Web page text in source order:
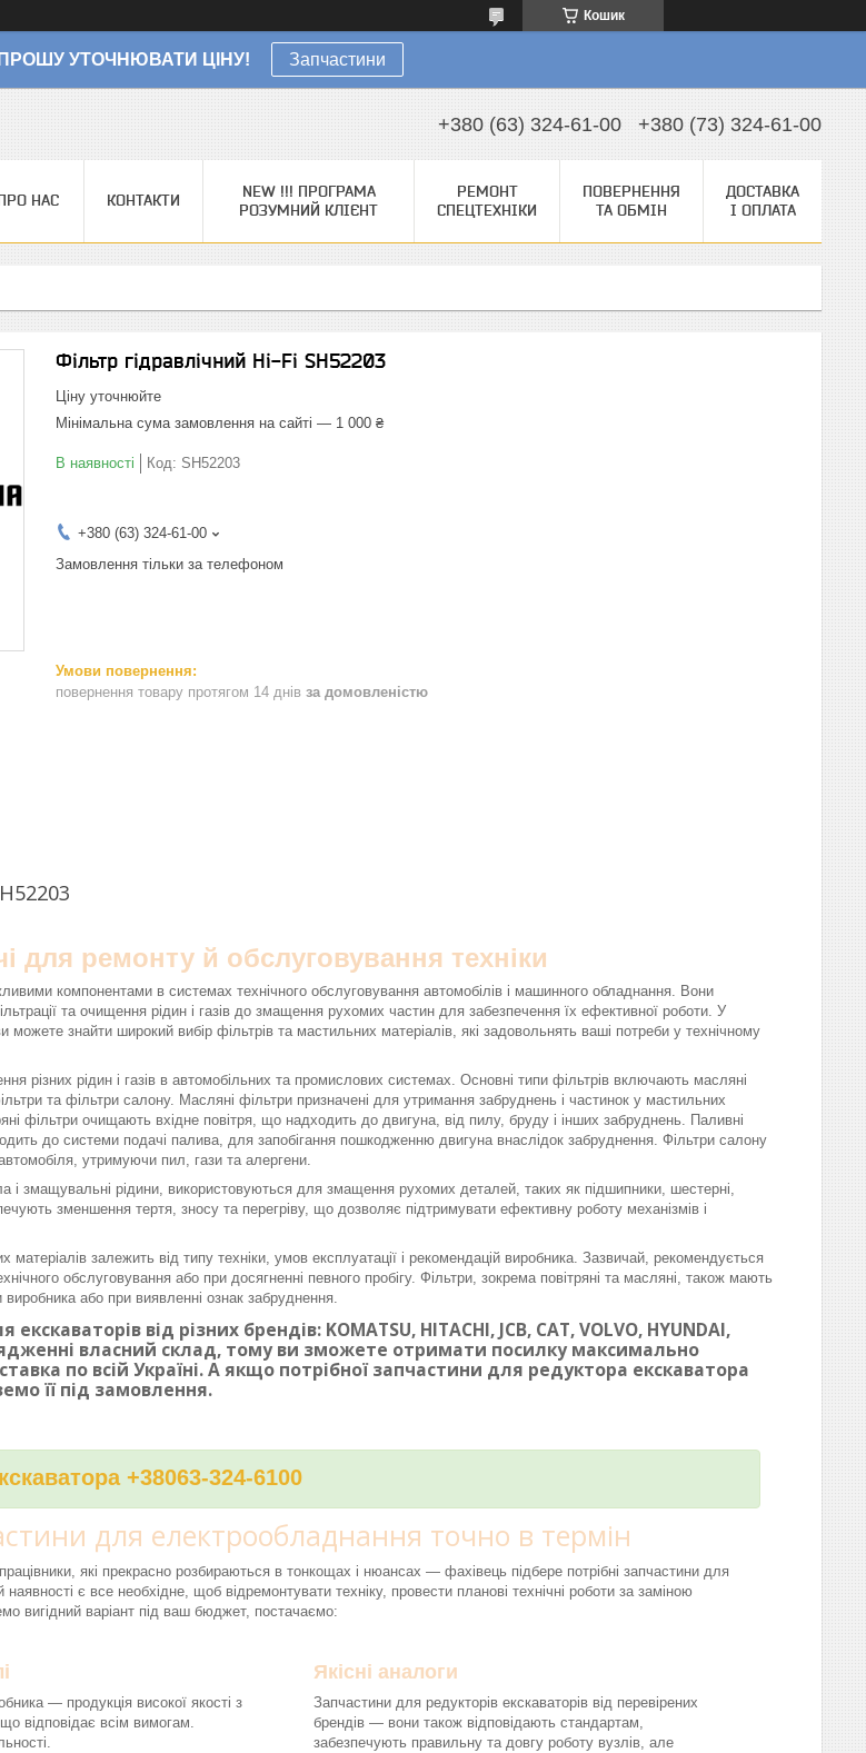
Кошик
ПРОШУ УТОЧНЮВАТИ ЦІНУ! Запчастини
+380 (63) 324-61-00 +380 (73) 324-61-00
НАС КОНТАКТИ
NEW !!! ПРОГРАМА
РОЗУМНИЙ КЛІЄНТ
РЕМОНТ
СПЕЦТЕХНІКИ
ПОВЕРНЕННЯ
ТА ОБМІН
ДОСТАВКА
І ОПЛАТА
Фільтр гідравлічний Hi-Fi SH52203
Ціну уточнюйте
Мінімальна сума замовлення на сайті — 1 000 ₴
В наявності Код: SH52203
+380 (63) 324-61-00
Замовлення тільки за телефоном
повернення товару протягом 14 днів за домовленістю
для ремонту й обслуговування техніки
компонентами в системах технічного обслуговування автомобілів і машинного обладнання. Вони
та очищення рідин і газів до змащення рухомих частин для забезпечення їх ефективної роботи. У
знайти широкий вибір фільтрів та мастильних матеріалів, які задовольнять ваші потреби у технічному
різних рідин і газів в автомобільних та промислових системах. Основні типи фільтрів включають масляні
та фільтри салону. Масляні фільтри призначені для утримання забруднень і частинок у мастильних
фільтри очищають вхідне повітря, що надходить до двигуна, від пилу, бруду і інших забруднень. Паливні
до системи подачі палива, для запобігання пошкодженню двигуна внаслідок забруднення. Фільтри салону
утримуючи пил, гази та алергени.
і змащувальні рідини, використовуються для змащення рухомих деталей, таких як підшипники, шестерні,
зменшення тертя, зносу та перегріву, що дозволяє підтримувати ефективну роботу механізмів і
матеріалів залежить від типу техніки, умов експлуатації і рекомендацій виробника. Зазвичай, рекомендується
обслуговування або при досягненні певного пробігу. Фільтри, зокрема повітряні та масляні, також мають
виробника або при виявленні ознак забруднення.
від різних брендів: KOMATSU, HITACHI, JCB, CAT, VOLVO, HYUNDAI,
власний склад, тому ви зможете отримати посилку максимально
по всій Україні. А якщо потрібної запчастини для редуктора екскаватора
її під замовлення.
+38063-324-6100
для електрообладнання точно в термін
які прекрасно розбираються в тонкощах і нюансах — фахівець підбере потрібні запчастини для
наявності є все необхідне, щоб відремонтувати техніку, провести планові технічні роботи за заміною
вигідний варіант під ваш бюджет, постачаємо:
— продукція високої якості з
відповідає всім вимогам.
Якісні аналоги
Запчастини для редукторів екскаваторів від перевірених
брендів — вони також відповідають стандартам,
забезпечують правильну та довгу роботу вузлів, але